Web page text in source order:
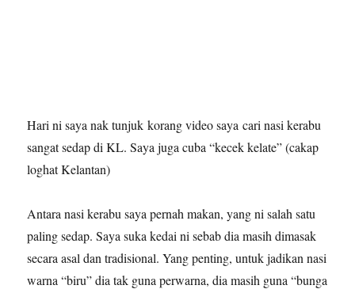
Hari ni saya nak tunjuk korang video saya cari nasi kerabu
sangat sedap di KL. Saya juga cuba “kecek kelate” (cakap
loghat Kelantan)
Antara nasi kerabu saya pernah makan, yang ni salah satu
paling sedap. Saya suka kedai ni sebab dia masih dimasak
secara asal dan tradisional. Yang penting, untuk jadikan nasi
warna “biru” dia tak guna perwarna, dia masih guna “bunga